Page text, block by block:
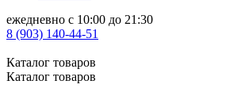
ежедневно с 10:00 до 21:30
8 (903) 140-44-51
Каталог товаров
Каталог товаров